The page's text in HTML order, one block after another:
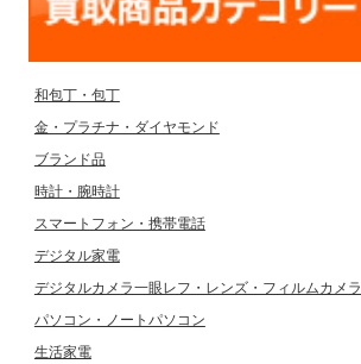
和包丁・包丁
金・プラチナ・ダイヤモンド
ブランド品
時計・腕時計
スマートフォン・携帯電話
デジタル家電
デジタルカメラ一眼レフ・レンズ・フィルムカメラ
パソコン・ノートパソコン
生活家電